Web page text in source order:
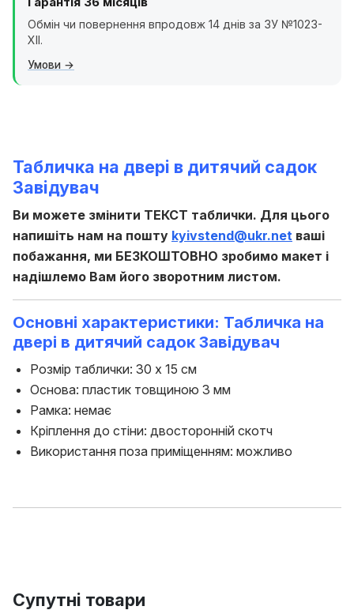
Обмін чи повернення впродовж 14 днів за ЗУ №1023-
XII.
Умови
Табличка на двері в дитячий садок
Завідувач
Ви можете змінити ТЕКСТ таблички. Для цього
напишіть нам на пошту kyivstend@ukr.net ваші
побажання, ми БЕЗКОШТОВНО зробимо макет і
надішлемо Вам його зворотним листом.
Основні характеристики: Табличка на
двері в дитячий садок Завідувач
Розмір таблички: 30 х 15 см
Основа: пластик товщиною 3 мм
Рамка: немає
Кріплення до стіни: двосторонній скотч
Використання поза приміщенням: можливо
Супутні товари